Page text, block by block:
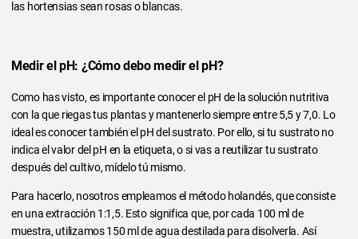
las hortensias sean rosas o blancas.
Medir el pH: ¿Cómo debo medir el pH?
Como has visto, es importante conocer el pH de la solución nutritiva
con la que riegas tus plantas y mantenerlo siempre entre 5,5 y 7,0. Lo
ideal es conocer también el pH del sustrato. Por ello, si tu sustrato no
indica el valor del pH en la etiqueta, o si vas a reutilizar tu sustrato
después del cultivo, mídelo tú mismo.
Para hacerlo, nosotros empleamos el método holandés, que consiste
en una extracción 1:1,5. Esto significa que, por cada 100 ml de
muestra, utilizamos 150 ml de agua destilada para disolverla. Así